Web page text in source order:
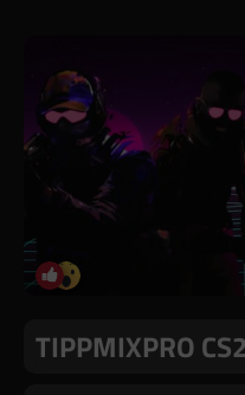
TIPPMIXPRO